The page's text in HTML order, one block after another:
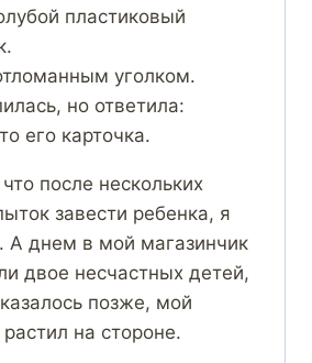
пластиковый
уголком.
но ответила:
его карточка.
после нескольких
завести ребенка, я
А днем в мой магазинчик
двое несчастных детей,
позже, мой
на стороне.